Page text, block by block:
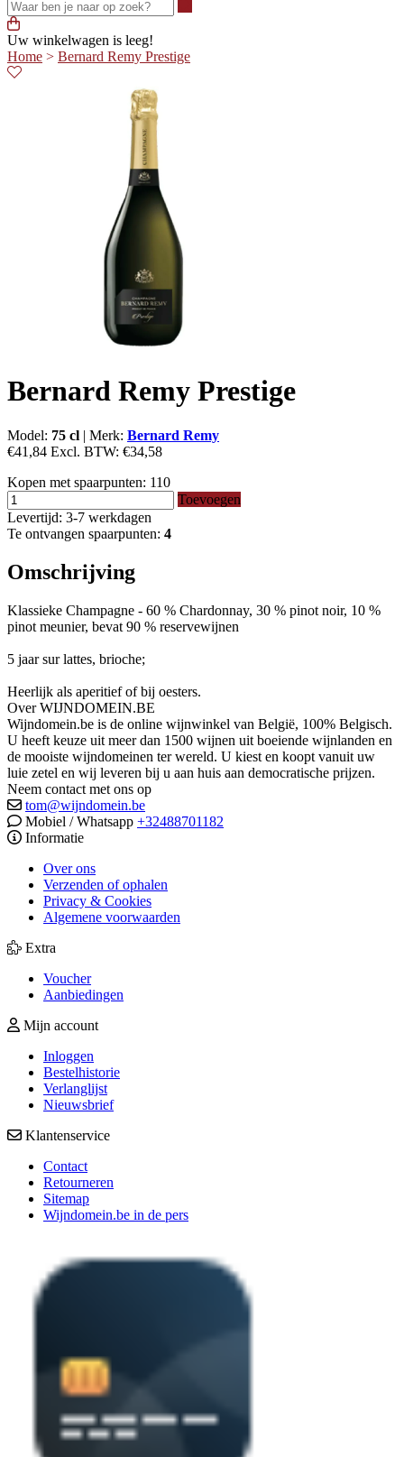
Uw winkelwagen is leeg!
Home > Bernard Remy Prestige
Bernard Remy Prestige
Model: 75 cl | Merk: Bernard Remy
€41,84 Excl. BTW: €34,58
Kopen met spaarpunten: 110
Toevoegen
Levertijd: 3-7 werkdagen
Te ontvangen spaarpunten: 4
Omschrijving
Klassieke Champagne - 60 % Chardonnay, 30 % pinot noir, 10 %
pinot meunier, bevat 90 % reservewijnen
5 jaar sur lattes, brioche;
Heerlijk als aperitief of bij oesters.
Over WIJNDOMEIN.BE
Wijndomein.be is de online wijnwinkel van België, 100% Belgisch.
U heeft keuze uit meer dan 1500 wijnen uit boeiende wijnlanden en
de mooiste wijndomeinen ter wereld. U kiest en koopt vanuit uw
luie zetel en wij leveren bij u aan huis aan democratische prijzen.
Neem contact met ons op
tom@wijndomein.be
Mobiel / Whatsapp +32488701182
Informatie
Over ons
Verzenden of ophalen
Privacy & Cookies
Algemene voorwaarden
Extra
Voucher
Aanbiedingen
Mijn account
Inloggen
Bestelhistorie
Verlanglijst
Nieuwsbrief
Klantenservice
Contact
Retourneren
Sitemap
Wijndomein.be in de pers